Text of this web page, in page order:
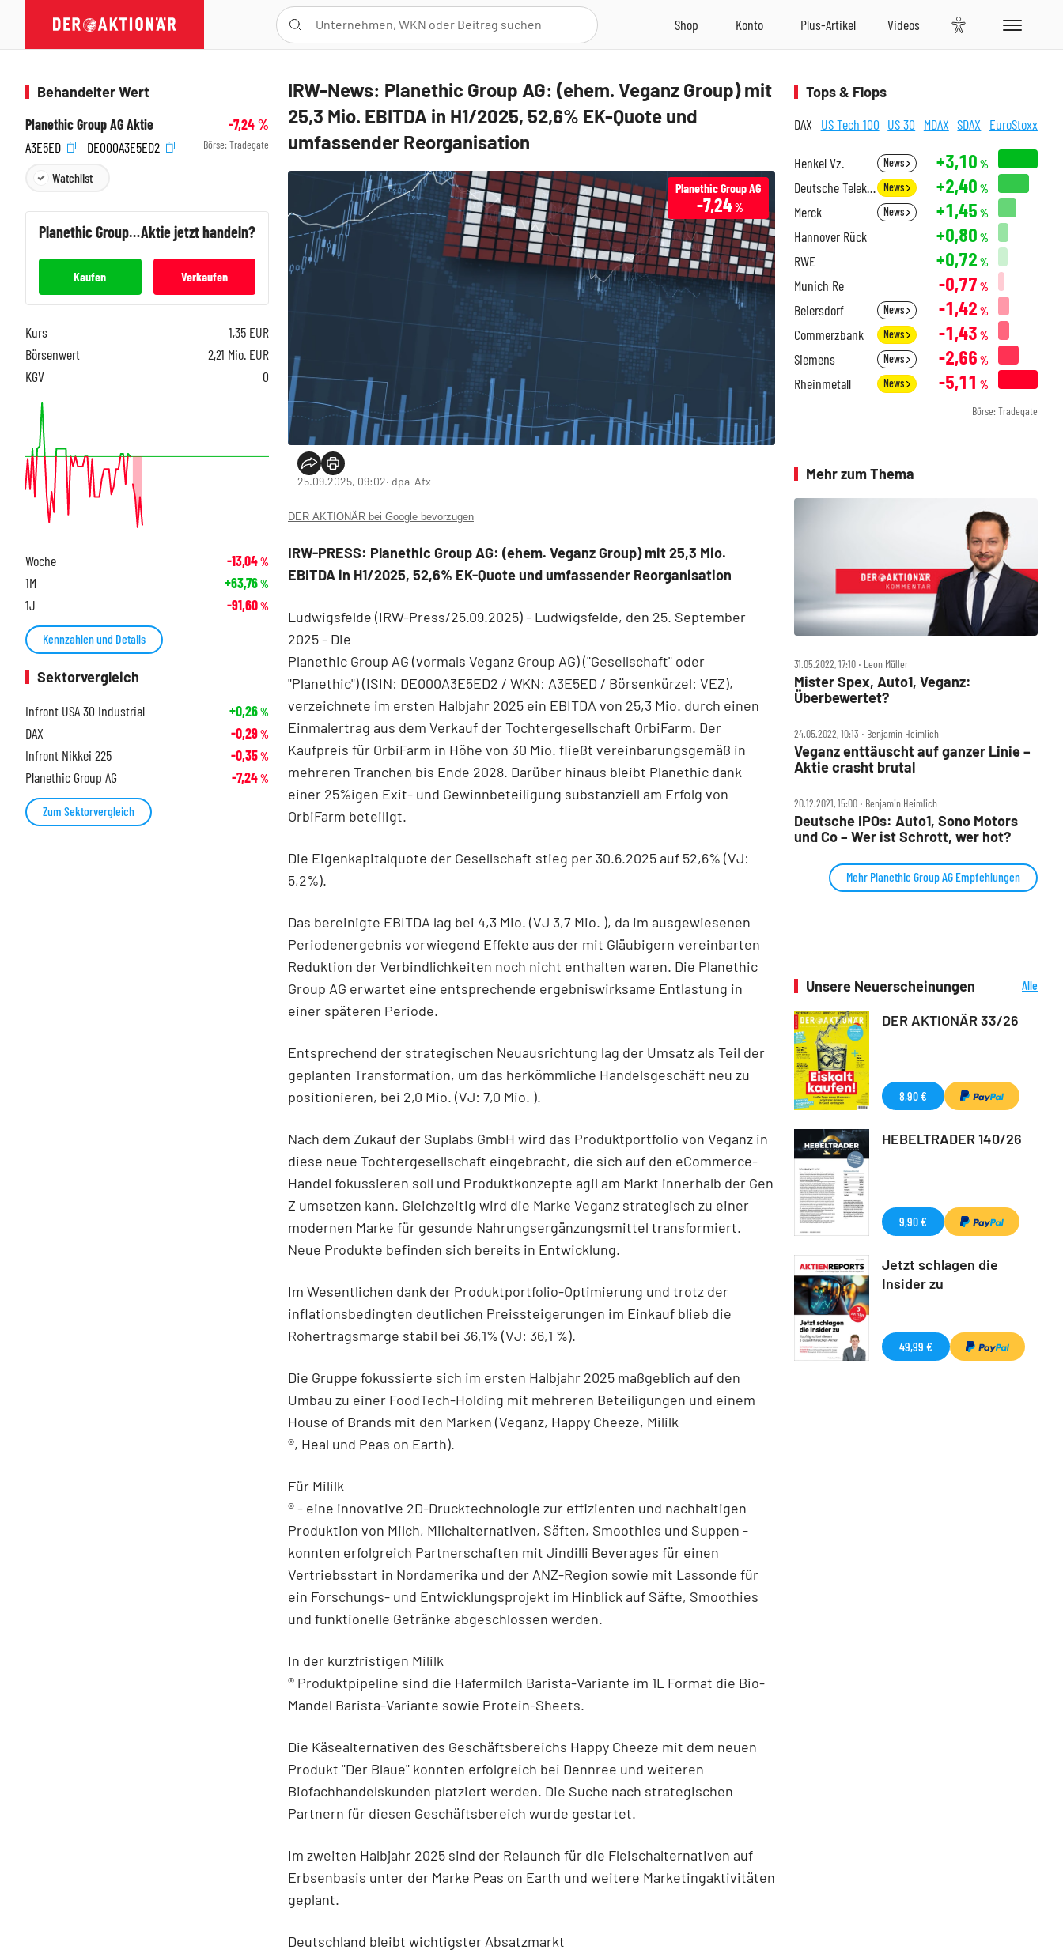
IRW-News: Planethic Group AG: (ehem. Veganz Group) mit
25,3 Mio. EBITDA in H1/2025, 52,6% EK-Quote und
umfassender Reorganisation
Planethic Group AG
-7,24 %
25.09.2025, 09:02‧ dpa-Afx
DER AKTIONÄR bei Google bevorzugen
IRW-PRESS: Planethic Group AG: (ehem. Veganz Group) mit 25,3 Mio.
EBITDA in H1/2025, 52,6% EK-Quote und umfassender Reorganisation
Ludwigsfelde (IRW-Press/25.09.2025) - Ludwigsfelde, den 25. September
2025 - Die
Planethic Group AG (vormals Veganz Group AG) ("Gesellschaft" oder
"Planethic") (ISIN: DE000A3E5ED2 / WKN: A3E5ED / Börsenkürzel: VEZ),
verzeichnete im ersten Halbjahr 2025 ein EBITDA von 25,3 Mio. durch einen
Einmalertrag aus dem Verkauf der Tochtergesellschaft OrbiFarm. Der
Kaufpreis für OrbiFarm in Höhe von 30 Mio. fließt vereinbarungsgemäß in
mehreren Tranchen bis Ende 2028. Darüber hinaus bleibt Planethic dank
einer 25%igen Exit- und Gewinnbeteiligung substanziell am Erfolg von
OrbiFarm beteiligt.
Die Eigenkapitalquote der Gesellschaft stieg per 30.6.2025 auf 52,6% (VJ:
5,2%).
Das bereinigte EBITDA lag bei 4,3 Mio. (VJ 3,7 Mio. ), da im ausgewiesenen
Periodenergebnis vorwiegend Effekte aus der mit Gläubigern vereinbarten
Reduktion der Verbindlichkeiten noch nicht enthalten waren. Die Planethic
Group AG erwartet eine entsprechende ergebniswirksame Entlastung in
einer späteren Periode.
Entsprechend der strategischen Neuausrichtung lag der Umsatz als Teil der
geplanten Transformation, um das herkömmliche Handelsgeschäft neu zu
positionieren, bei 2,0 Mio. (VJ: 7,0 Mio. ).
Nach dem Zukauf der Suplabs GmbH wird das Produktportfolio von Veganz in
diese neue Tochtergesellschaft eingebracht, die sich auf den eCommerce-
Handel fokussieren soll und Produktkonzepte agil am Markt innerhalb der Gen
Z umsetzen kann. Gleichzeitig wird die Marke Veganz strategisch zu einer
modernen Marke für gesunde Nahrungsergänzungsmittel transformiert.
Neue Produkte befinden sich bereits in Entwicklung.
Im Wesentlichen dank der Produktportfolio-Optimierung und trotz der
inflationsbedingten deutlichen Preissteigerungen im Einkauf blieb die
Rohertragsmarge stabil bei 36,1% (VJ: 36,1 %).
Die Gruppe fokussierte sich im ersten Halbjahr 2025 maßgeblich auf den
Umbau zu einer FoodTech-Holding mit mehreren Beteiligungen und einem
House of Brands mit den Marken (Veganz, Happy Cheeze, Mililk
®, Heal und Peas on Earth).
Für Mililk
® - eine innovative 2D-Drucktechnologie zur effizienten und nachhaltigen
Produktion von Milch, Milchalternativen, Säften, Smoothies und Suppen -
konnten erfolgreich Partnerschaften mit Jindilli Beverages für einen
Vertriebsstart in Nordamerika und der ANZ-Region sowie mit Lassonde für
ein Forschungs- und Entwicklungsprojekt im Hinblick auf Säfte, Smoothies
und funktionelle Getränke abgeschlossen werden.
In der kurzfristigen Mililk
® Produktpipeline sind die Hafermilch Barista-Variante im 1L Format die Bio-
Mandel Barista-Variante sowie Protein-Sheets.
Die Käsealternativen des Geschäftsbereichs Happy Cheeze mit dem neuen
Produkt "Der Blaue" konnten erfolgreich bei Dennree und weiteren
Biofachhandelskunden platziert werden. Die Suche nach strategischen
Partnern für diesen Geschäftsbereich wurde gestartet.
Im zweiten Halbjahr 2025 sind der Relaunch für die Fleischalternativen auf
Erbsenbasis unter der Marke Peas on Earth und weitere Marketingaktivitäten
geplant.
Deutschland bleibt wichtigster Absatzmarkt
Behandelter Wert
Planethic Group AG Aktie
-7,24%
A3E5ED
DE000A3E5ED2 Börse: Tradegate
Watchlist
Planethic Group AGAktie jetzt handeln?
Kaufen Verkaufen
Kurs 1,35 EUR
Börsenwert
2,21 Mio. EUR
KGV
0
Woche -13,04%
1M +63,76%
1J -91,60%
Kennzahlen und Details
Sektorvergleich
Infront USA 30 Industrial
+0,26%
DAX -0,29%
Infront Nikkei 225 -0,35%
Planethic Group AG -7,24%
Zum Sektorvergleich
Tops & Flops
DAX US Tech 100 US 30 MDAX SDAX EuroStoxx
Henkel Vz. News +3,10 %
Deutsche Telekom News +2,40 %
Merck News +1,45 %
Hannover Rück +0,80 %
RWE +0,72 %
Munich Re -0,77 %
Beiersdorf News -1,42 %
Commerzbank News -1,43 %
Siemens News -2,66 %
Rheinmetall News -5,11 %
Börse: Tradegate
Mehr zum Thema
31.05.2022, 17:10 ‧ Leon Müller
Mister Spex, Auto1, Veganz:
Überbewertet?
24.05.2022, 10:13 ‧ Benjamin Heimlich
Veganz enttäuscht auf ganzer Linie –
Aktie crasht brutal
20.12.2021, 15:00 ‧ Benjamin Heimlich
Deutsche IPOs: Auto1, Sono Motors
und Co – Wer ist Schrott, wer hot?
Mehr Planethic Group AG Empfehlungen
Unsere Neuerscheinungen
Alle
DER AKTIONÄR 33/26
8,90 €
HEBELTRADER 140/26
9,90 €
Jetzt schlagen die
Insider zu
49,99 €